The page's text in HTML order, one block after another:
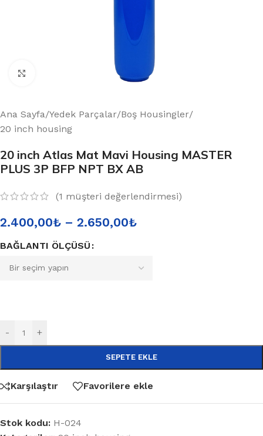
Büyütmek için tıklayın
Ana Sayfa/Yedek Parçalar/Boş Housingler/
20 inch housing
20 inch Atlas Mat Mavi Housing MASTER
PLUS 3P BFP NPT BX AB
(1 müşteri değerlendirmesi)
2.400,00₺ – 2.650,00₺
BAĞLANTI ÖLÇÜSÜ
- +
SEPETE EKLE
Karşılaştır Favorilere ekle
Stok kodu: H-024